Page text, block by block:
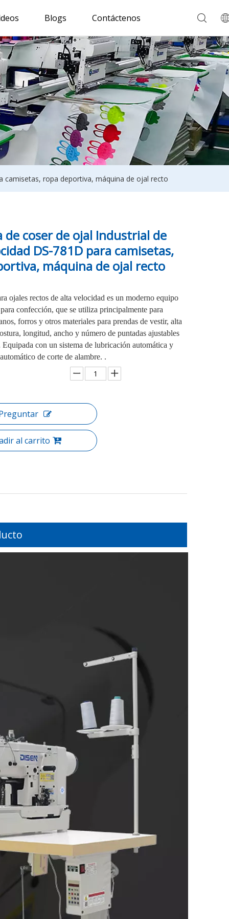
Blogs Contáctenos
camisetas, ropa deportiva, máquina de ojal recto
de coser de ojal Industrial de
DS-781D para camisetas,
máquina de ojal recto
ojales rectos de alta velocidad es un moderno equipo
confección, que se utiliza principalmente para
forros y otros materiales para prendas de vestir, alta
longitud, ancho y número de puntadas ajustables
Equipada con un sistema de lubricación automática y
de corte de alambre. .
al carrito